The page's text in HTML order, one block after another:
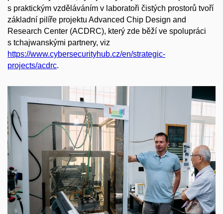
s praktickým vzděláváním v laboratoři čistých prostorů tvoří
základní pilíře projektu Advanced Chip Design and
Research Center (ACDRC), který zde běží ve spolupráci
s tchajwanskými partnery, viz
https://www.cybersecurityhub.cz/en/strategic-
projects/acdrc.